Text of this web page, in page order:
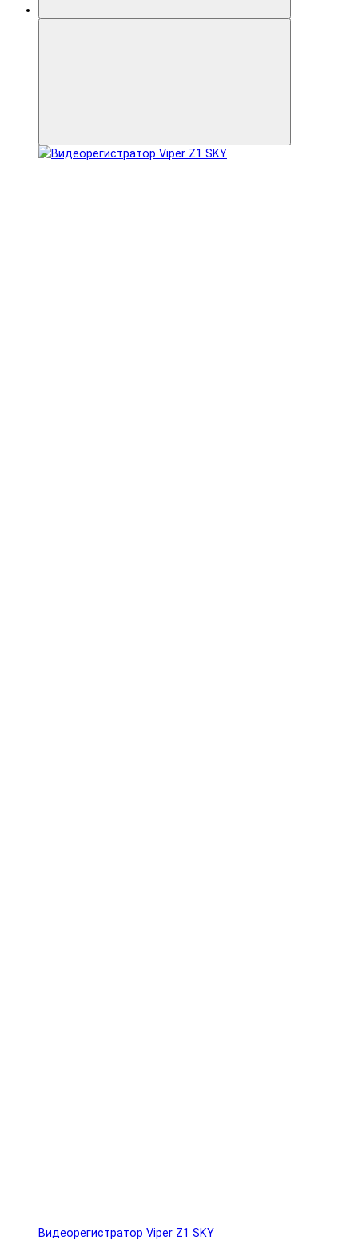
Видеорегистратор Viper Z1 SKY